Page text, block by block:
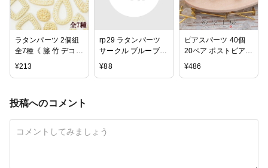
ラタンパーツ 2個組
全7種《 籐 竹 デコパ
ーツ ナチュラル ビ
イド 手芸 アクセサ
¥213
rp29 ラタンパーツ
サークル ブルーブラ
ック1個入り 素材 材
¥88
ピアスパーツ 40個
20ペア ポストピアス
ゴールド 10mm ポス
¥486
投稿へのコメント